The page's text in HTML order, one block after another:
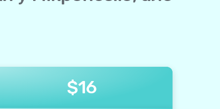
$16